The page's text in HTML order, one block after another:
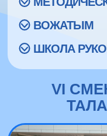
ВОЖАТЫМ
ШКОЛА
VI